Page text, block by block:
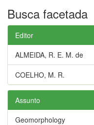
Busca facetada
Editor
ALMEIDA, R. E. M. de
COELHO, M. R.
Assunto
Geomorphology